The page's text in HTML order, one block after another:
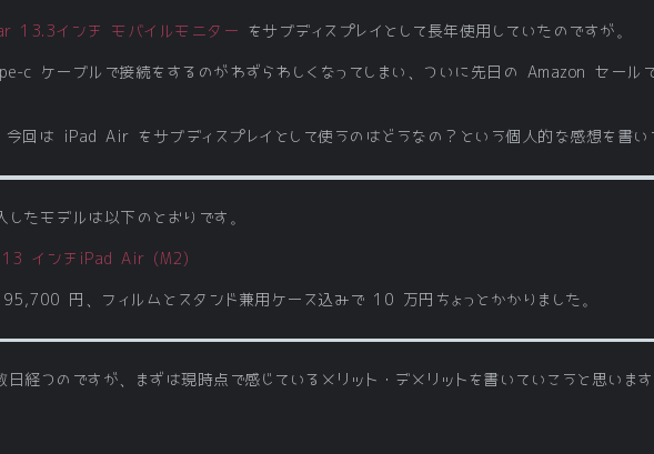
13.3インチ モバイルモニター をサブディスプレイとして長年使用していたのですが。
c ケーブルで接続をするのがわずらわしくなってしまい、ついに先日の Amazon セール
今回は iPad Air をサブディスプレイとして使うのはどうなの？という個人的な感想を書い
したモデルは以下のとおりです。
インチiPad Air (M2)
円、フィルムとスタンド兼用ケース込みで 10 万円ちょっとかかりました。
日経つのですが、まずは現時点で感じているメリット・デメリットを書いていこうと思います